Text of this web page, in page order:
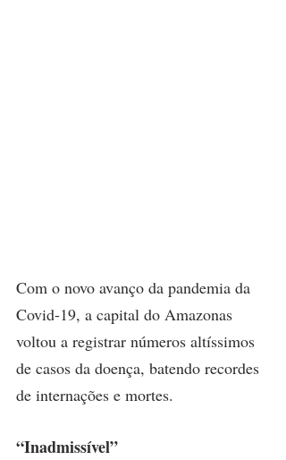
Com o novo avanço da pandemia da
Covid-19, a capital do Amazonas
voltou a registrar números altíssimos
de casos da doença, batendo recordes
de internações e mortes.
“Inadmissível”